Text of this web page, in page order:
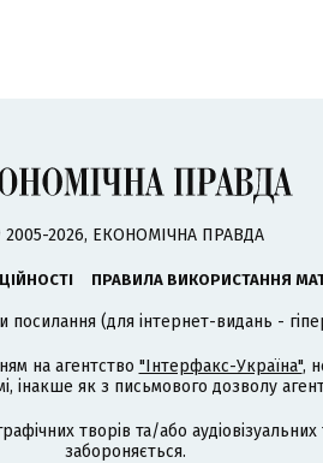
2026, ЕКОНОМІЧНА ПРАВДА
ПРАВИЛА ВИКОРИСТАННЯ
посилання (для інтернет-видань -
на агентство "Інтерфакс-Україна",
як з письмового дозволу
творів та/або
забороняється.